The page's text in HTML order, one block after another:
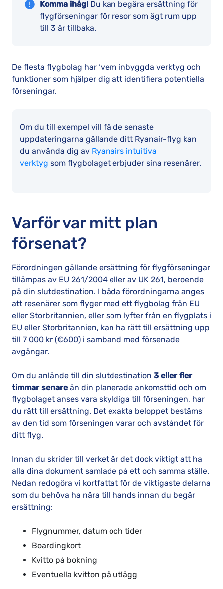
Komma ihåg! Du kan begära ersättning för
flygförseningar för resor som ägt rum upp
till 3 år tillbaka.
De flesta flygbolag har ‘vem inbyggda verktyg och
funktioner som hjälper dig att identifiera potentiella
förseningar.
Om du till exempel vill få de senaste
uppdateringarna gällande ditt Ryanair-flyg kan
du använda dig av Ryanairs intuitiva
verktyg som flygbolaget erbjuder sina resenärer.
Varför var mitt plan
försenat?
Förordningen gällande ersättning för flygförseningar
tillämpas av EU 261/2004 eller av UK 261, beroende
på din slutdestination. I båda förordningarna anges
att resenärer som flyger med ett flygbolag från EU
eller Storbritannien, eller som lyfter från en flygplats i
EU eller Storbritannien, kan ha rätt till ersättning upp
till 7 000 kr (€600) i samband med försenade
avgångar.
Om du anlände till din slutdestination 3 eller fler
timmar senareän din planerade ankomsttid och om
flygbolaget anses vara skyldiga till förseningen, har
du rätt till ersättning. Det exakta beloppet bestäms
av den tid som förseningen varar och avståndet för
ditt flyg.
Innan du skrider till verket är det dock viktigt att ha
alla dina dokument samlade på ett och samma ställe.
Nedan redogöra vi kortfattat för de viktigaste delarna
som du behöva ha nära till hands innan du begär
ersättning:
Flygnummer, datum och tider
Boardingkort
Kvitto på bokning
Eventuella kvitton på utlägg